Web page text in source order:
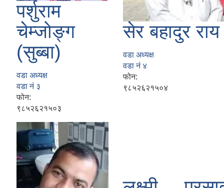
पर्शुराम
चेम्जोङ्ग
(सुब्बा)
वडा अध्यक्ष
वडा नं ३
फोन:
९८५२६२१५०३
सेर बहादुर राय
वडा अध्यक्ष
वडा नं ४
फोन:
९८५२६२१५०४